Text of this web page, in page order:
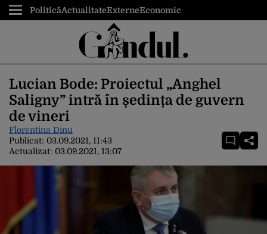
PoliticăActualitateExterneEconomic
Lucian Bode: Proiectul „Anghel
Saligny” intră în ședința de guvern
de vineri
Florentina Dinu
Publicat: 03.09.2021, 11:43
Actualizat: 03.09.2021, 13:07